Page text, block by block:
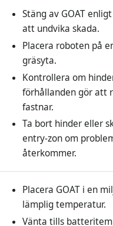
Stäng av GOAT
att undvika skada.
Placera roboten på
gräsyta.
Kontrollera om
förhållanden gör att
fastnar.
Ta bort hinder eller
entry-zon om
återkommer.
Placera GOAT i en
lämplig temperatur.
Vänta tills